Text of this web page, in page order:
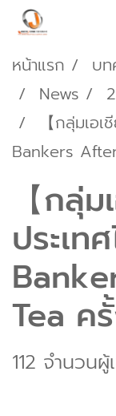
หน้าแรก บ
News
【กลุ่มเอ
Bankers
【กลุ่
ประเท
Tea ค
112 จำนวนผู้